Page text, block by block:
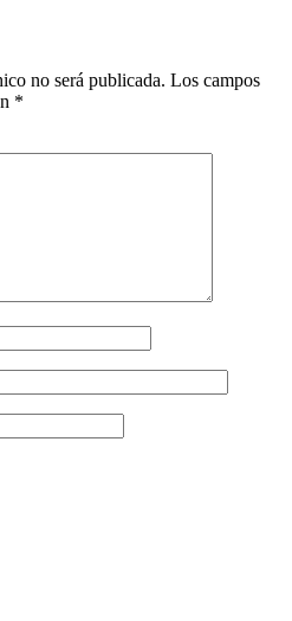
no será publicada. Los campos
*